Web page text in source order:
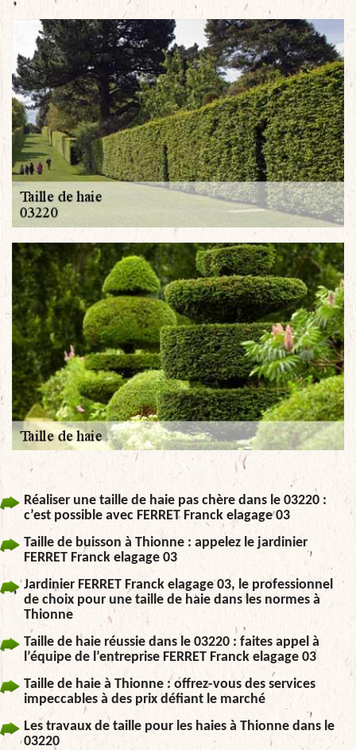
Réaliser une taille de haie pas chère dans le 03220 :
c’est possible avec FERRET Franck elagage 03
Taille de buisson à Thionne : appelez le jardinier
FERRET Franck elagage 03
Jardinier FERRET Franck elagage 03, le professionnel
de choix pour une taille de haie dans les normes à
Thionne
Taille de haie réussie dans le 03220 : faites appel à
l’équipe de l’entreprise FERRET Franck elagage 03
Taille de haie à Thionne : offrez-vous des services
impeccables à des prix défiant le marché
Les travaux de taille pour les haies à Thionne dans le
03220